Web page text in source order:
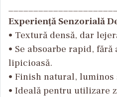
Experiență Senzorială
• Textură densă, dar
• Se absoarbe rapid, fără
lipicioasă.
• Finish natural, luminos
• Ideală pentru utilizare